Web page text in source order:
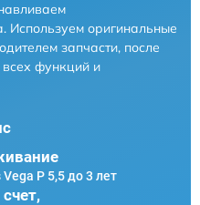
Используем оригинальные
запчасти, после
функций и
P 5,5 до 3 лет